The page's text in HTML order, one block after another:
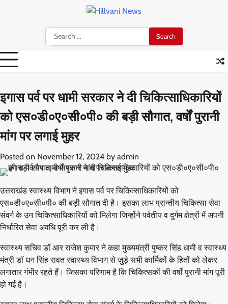
Search
for:
इगास पर्व पर धामी सरकार ने दी चिकित्साधिकारियों
को एस०डी०ए०सी०पी० की बड़ी सौगात, वर्षों पुरानी
मांग पर लगाई मुहर
Posted on November 12, 2024 by admin
उत्तराखंड स्वास्थ्य विभाग ने इगास पर्व पर चिकित्साधिकारियों को
एस०डी०ए०सी०पी० की बड़ी सौगात दी है। इसका लाभ प्रान्तीय चिकित्सा सेवा
संवर्ग के उन चिकित्साधिकारियों को मिलेगा जिन्होंने पर्वतीय व दुर्गम क्षेत्रों में अपनी
निर्धारित सेवा अवधि पूरी कर ली है।
स्वास्थ्य सचिव डॉ आर राजेश कुमार ने कहा मुख्यमंत्री पुष्कर सिंह धामी व स्वास्थ्य
मंत्री डॉ धन सिंह रावत स्वास्थ्य विभाग से जुड़े सभी कार्मिकों के हितों को लेकर
लगातार गंभीर रहते हैं। जिसका परिणाम है कि चिकित्सकों की वर्षों पुरानी मांग पूरी
हो गई है।